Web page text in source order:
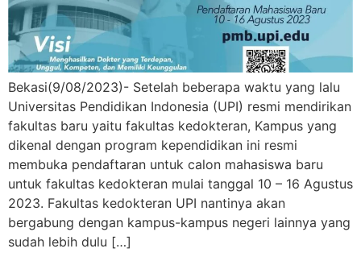
Bekasi(9/08/2023)- Setelah beberapa waktu yang lalu
Universitas Pendidikan Indonesia (UPI) resmi mendirikan
fakultas baru yaitu fakultas kedokteran, Kampus yang
dikenal dengan program kependidikan ini resmi
membuka pendaftaran untuk calon mahasiswa baru
untuk fakultas kedokteran mulai tanggal 10 – 16 Agustus
2023. Fakultas kedokteran UPI nantinya akan
bergabung dengan kampus-kampus negeri lainnya yang
sudah lebih dulu […]